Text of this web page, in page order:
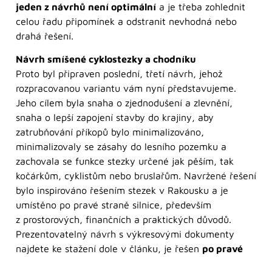
jeden z návrhů není optimální a je třeba zohlednit
celou řadu připomínek a odstranit nevhodná nebo
drahá řešení.
Návrh smíšené cyklostezky a chodníku
Proto byl připraven poslední, třetí návrh, jehož
rozpracovanou variantu vám nyní představujeme.
Jeho cílem byla snaha o zjednodušení a zlevnění,
snaha o lepší zapojení stavby do krajiny, aby
zatrubňování příkopů bylo minimalizováno,
minimalizovaly se zásahy do lesního pozemku a
zachovala se funkce stezky určené jak pěším, tak
kočárkům, cyklistům nebo bruslařům. Navržené řešení
bylo inspirováno řešením stezek v Rakousku a je
umístěno po pravé straně silnice, především
z prostorových, finančních a praktických důvodů.
Prezentovatelný návrh s výkresovými dokumenty
najdete ke stažení dole v článku, je řešen po pravé